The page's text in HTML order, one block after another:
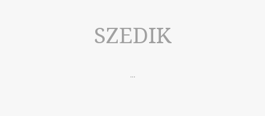
SZEDIK
...